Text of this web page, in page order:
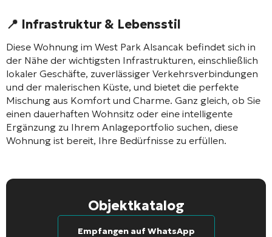
📍 Infrastruktur & Lebensstil
Diese Wohnung im West Park Alsancak befindet sich in
der Nähe der wichtigsten Infrastrukturen, einschließlich
lokaler Geschäfte, zuverlässiger Verkehrsverbindungen
und der malerischen Küste, und bietet die perfekte
Mischung aus Komfort und Charme. Ganz gleich, ob Sie
einen dauerhaften Wohnsitz oder eine intelligente
Ergänzung zu Ihrem Anlageportfolio suchen, diese
Wohnung ist bereit, Ihre Bedürfnisse zu erfüllen.
Objektkatalog
Empfangen auf WhatsApp